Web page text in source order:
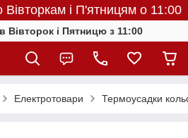
Вівторкам і П'ятницям о 11:00
Вівторок і Пятницю з 11:00
Електротовари Термоусадки